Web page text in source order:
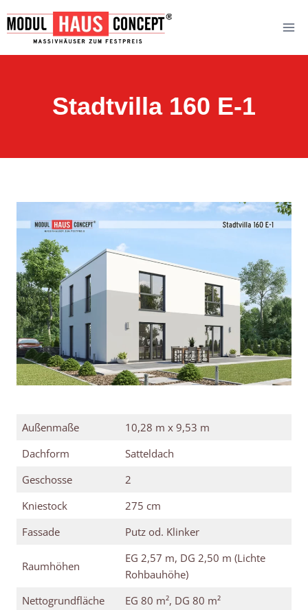
Inhalt
springen
Stadtvilla 160 E-1
Außenmaße
10,28 m x 9,53 m
Dachform
Satteldach
Geschosse
2
Kniestock
275 cm
Fassade
Putz od. Klinker
Raumhöhen
EG 2,57 m, DG 2,50 m (Lichte
Rohbauhöhe)
Nettogrundfläche
EG 80 m², DG 80 m²